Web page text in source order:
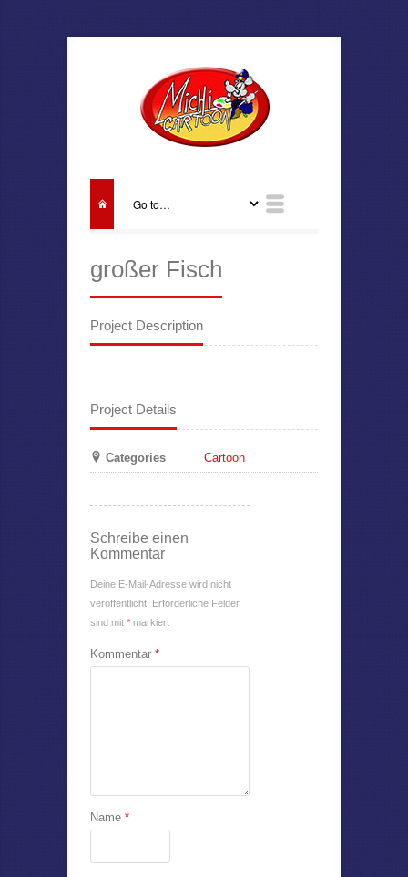
großer Fisch
Project Description
Project Details
Categories Cartoon
Schreibe einen
Kommentar
Deine E-Mail-Adresse wird nicht
veröffentlicht. Erforderliche Felder
sind mit * markiert
Kommentar *
Name *